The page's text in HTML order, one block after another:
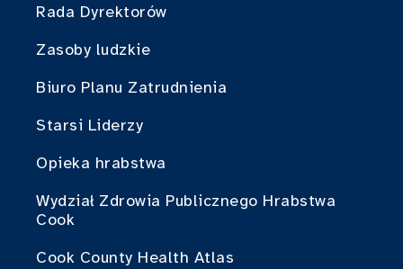
Rada Dyrektorów
Zasoby ludzkie
Biuro Planu Zatrudnienia
Starsi Liderzy
Opieka hrabstwa
Wydział Zdrowia Publicznego Hrabstwa
Cook
Cook County Health Atlas